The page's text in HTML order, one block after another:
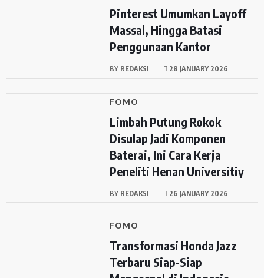
Pinterest Umumkan Layoff
Massal, Hingga Batasi
Penggunaan Kantor
BY REDAKSI 28 JANUARY 2026
FOMO
Limbah Putung Rokok
Disulap Jadi Komponen
Baterai, Ini Cara Kerja
Peneliti Henan Universitiy
BY REDAKSI 26 JANUARY 2026
FOMO
Transformasi Honda Jazz
Terbaru Siap-Siap